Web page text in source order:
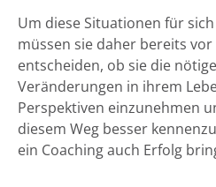
Um diese Situationen für
müssen sie daher bereits
entscheiden, ob sie die
Veränderungen in ihrem
Perspektiven einzunehmen
diesem Weg besser
ein Coaching auch Erfolg